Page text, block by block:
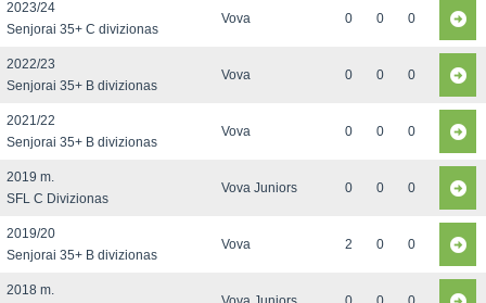
2023/24
Senjorai 35+ C divizionas
Vova 0 0 0
2022/23
Senjorai 35+ B divizionas
Vova 0 0 0
2021/22
Senjorai 35+ B divizionas
Vova 0 0 0
2019 m.
SFL C Divizionas
Vova Juniors 0 0 0
2019/20
Senjorai 35+ B divizionas
Vova 2 0 0
2018 m.